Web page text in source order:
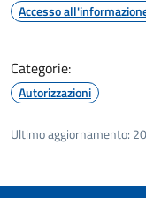
Accesso
Categorie:
Autorizzazioni
Ultimo aggiornamento: